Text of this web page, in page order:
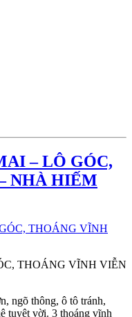
– LÔ GÓC,
NHÀ HIẾM
THOÁNG VĨNH VIỄN
ngõ thông, ô tô tránh,
tuyệt vời. 3 thoáng vĩnh